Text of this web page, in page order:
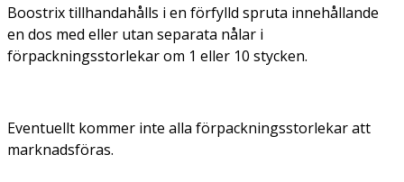
Boostrix tillhandahålls i en förfylld spruta innehållande
en dos med eller utan separata nålar i
förpackningsstorlekar om 1 eller 10 stycken.
Eventuellt kommer inte alla förpackningsstorlekar att
marknadsföras.